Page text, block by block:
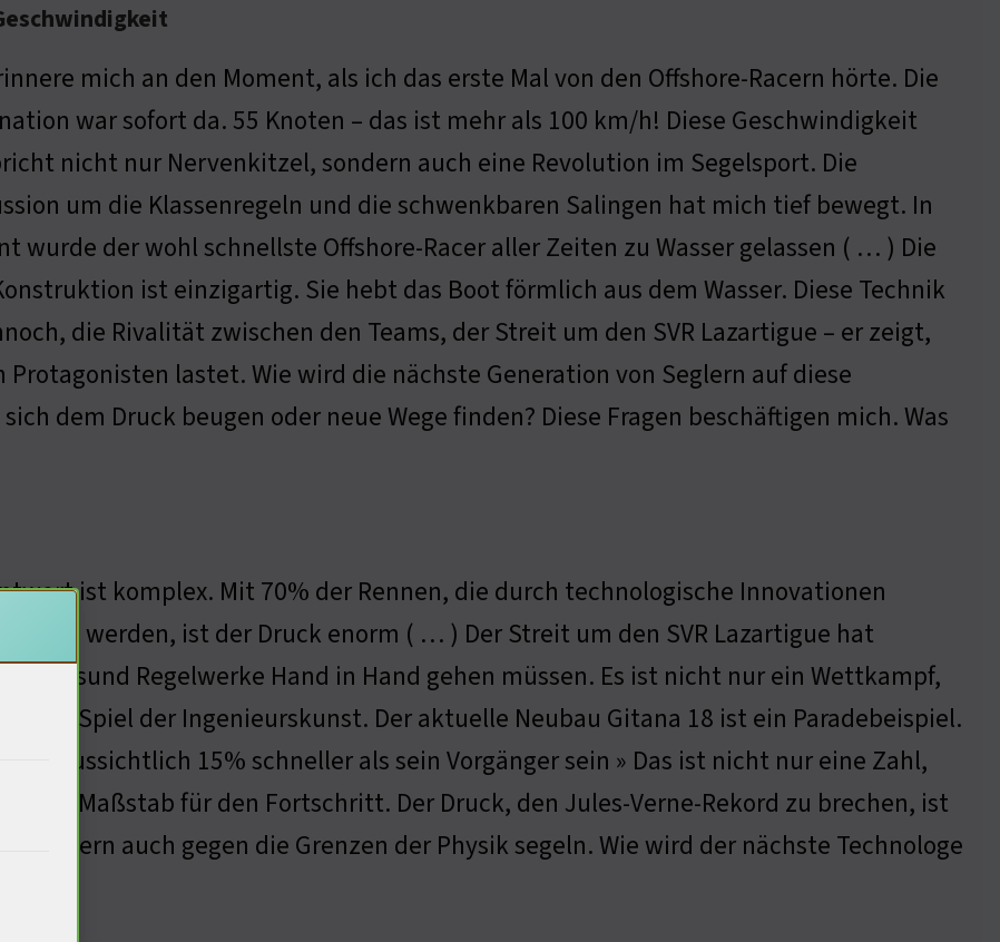
mich an den Moment, als ich das erste Mal von den Offshore-Racern hörte. Die
war sofort da. 55 Knoten – das ist mehr als 100 km/h! Diese Geschwindigkeit
nicht nur Nervenkitzel, sondern auch eine Revolution im Segelsport. Die
um die Klassenregeln und die schwenkbaren Salingen hat mich tief bewegt. In
wurde der wohl schnellste Offshore-Racer aller Zeiten zu Wasser gelassen ( … ) Die
ist einzigartig. Sie hebt das Boot förmlich aus dem Wasser. Diese Technik
die Rivalität zwischen den Teams, der Streit um den SVR Lazartigue – er zeigt,
lastet. Wie wird die nächste Generation von Seglern auf diese
dem Druck beugen oder neue Wege finden? Diese Fragen beschäftigen mich. Was
ist komplex. Mit 70% der Rennen, die durch technologische Innovationen
werden, ist der Druck enorm ( … ) Der Streit um den SVR Lazartigue hat
dassund Regelwerke Hand in Hand gehen müssen. Es ist nicht nur ein Wettkampf,
ein Spiel der Ingenieurskunst. Der aktuelle Neubau Gitana 18 ist ein Paradebeispiel.
voraussichtlich 15% schneller als sein Vorgänger sein » Das ist nicht nur eine Zahl,
ein Maßstab für den Fortschritt. Der Druck, den Jules-Verne-Rekord zu brechen, ist
sondern auch gegen die Grenzen der Physik segeln. Wie wird der nächste Technologe